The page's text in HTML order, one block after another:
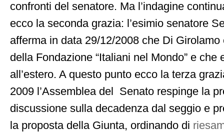
confronti del senatore. Ma l’indagine
ecco la seconda grazia: l’esimio senatore
afferma in data 29/12/2008 che Di
della Fondazione “Italiani nel Mondo” e che
all’estero. A questo punto ecco la terza
2009 l’Assemblea del Senato respinge la
discussione sulla decadenza dal seggio e
la proposta della Giunta, ordinando di